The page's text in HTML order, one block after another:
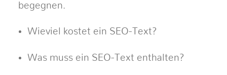
begegnen.
Wieviel kostet ein SEO-Text?
Was muss ein SEO-Text enthalten?